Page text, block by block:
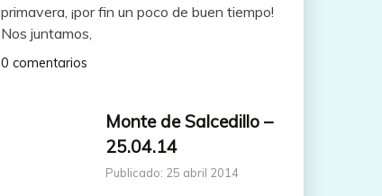
primavera, ¡por fin un poco de buen tiempo!
Nos juntamos,
0 comentarios
Monte de Salcedillo –
25.04.14
Publicado: 25 abril 2014